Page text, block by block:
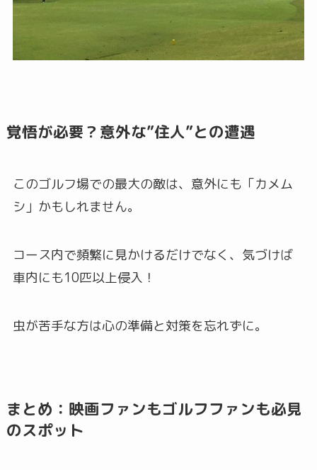
覚悟が必要？意外な”住人”との遭遇
このゴルフ場での最大の敵は、意外にも「カメム
シ」かもしれません。
コース内で頻繁に見かけるだけでなく、気づけば
車内にも10匹以上侵入！
虫が苦手な方は心の準備と対策を忘れずに。
まとめ：映画ファンもゴルフファンも必見
のスポット